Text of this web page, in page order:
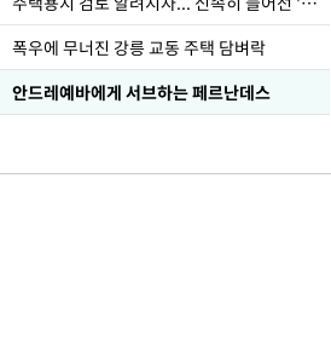
폭우에 무너진 강릉 교동 주택 담벼락
안드레예바에게 서브하는 페르난데스